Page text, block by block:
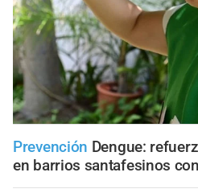
Prevención Dengue:
en barrios santafesinos